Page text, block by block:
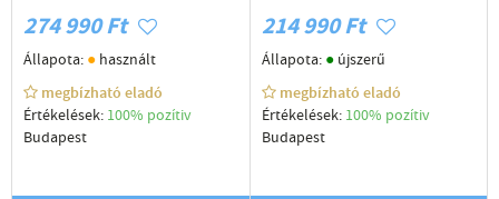
274 990 Ft
Állapota: ● használt
megbízható eladó
Értékelések: 100% pozítiv
Budapest
214 990 Ft
Állapota: ●újszerű
megbízható eladó
Értékelések: 100% pozítiv
Budapest